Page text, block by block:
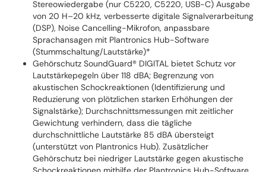
Stereowiedergabe (nur C5220, C5220, USB-C) Ausgabe
von 20 H–20 kHz, verbesserte digitale Signalverarbeitung
(DSP), Noise Cancelling-Mikrofon, anpassbare
Sprachansagen mit Plantronics Hub-Software
(Stummschaltung/Lautstärke)*
Gehörschutz SoundGuard® DIGITAL bietet Schutz vor
Lautstärkepegeln über 118 dBA; Begrenzung von
akustischen Schockreaktionen (Identifizierung und
Reduzierung von plötzlichen starken Erhöhungen der
Signalstärke); Durchschnittsmessungen mit zeitlicher
Gewichtung verhindern, dass die tägliche
durchschnittliche Lautstärke 85 dBA übersteigt
(unterstützt von Plantronics Hub). Zusätzlicher
Gehörschutz bei niedriger Lautstärke gegen akustische